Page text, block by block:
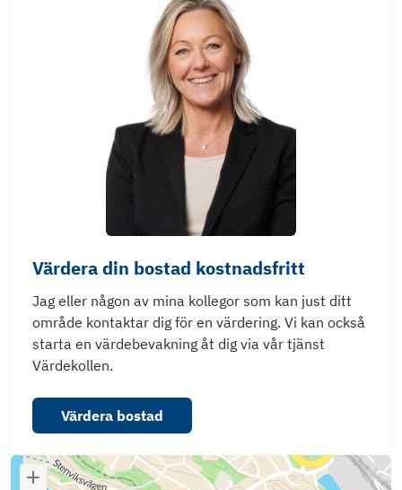
Värdera din bostad kostnadsfritt
Jag eller någon av mina kollegor som kan just ditt
område kontaktar dig för en värdering. Vi kan också
starta en värdebevakning åt dig via vår tjänst
Värdekollen.
Värdera bostad